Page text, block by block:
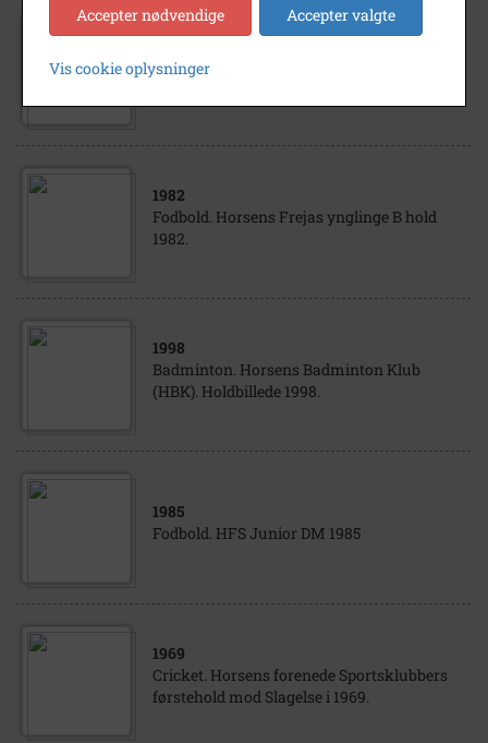
Fodbold. HFS Ynglinge 1985
1982
Fodbold. Horsens Frejas ynglinge B hold
1982.
1998
Badminton. Horsens Badminton Klub
(HBK). Holdbillede 1998.
1985
Fodbold. HFS Junior DM 1985
1969
Cricket. Horsens forenede Sportsklubbers
førstehold mod Slagelse i 1969.
Accepter nødvendige Accepter valgte
Vis cookie oplysninger